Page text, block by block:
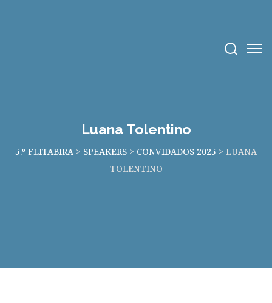
Luana Tolentino
5.º FLITABIRA > SPEAKERS > CONVIDADOS 2025 > LUANA
TOLENTINO